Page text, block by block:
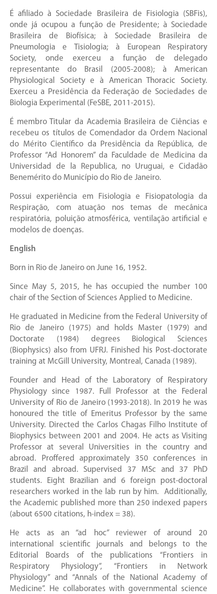
É afiliado à Sociedade Brasileira de Fisiologia (SBFis),
onde já ocupou a função de Presidente; à Sociedade
Brasileira de Biofísica; à Sociedade Brasileira de
Pneumologia e Tisiologia; à European Respiratory
Society, onde exerceu a função de delegado
representante do Brasil (2005-2008); à American
Physiological Society e à American Thoracic Society.
Exerceu a Presidência da Federação de Sociedades de
Biologia Experimental (FeSBE, 2011-2015).
É membro Titular da Academia Brasileira de Ciências e
recebeu os títulos de Comendador da Ordem Nacional
do Mérito Científico da Presidência da República, de
Professor “Ad Honorem” da Faculdade de Medicina da
Universidad de la Republica, no Uruguai, e Cidadão
Benemérito do Município do Rio de Janeiro.
Possui experiência em Fisiologia e Fisiopatologia da
Respiração, com atuação nos temas de mecânica
respiratória, poluição atmosférica, ventilação artificial e
modelos de doenças.
English
Born in Rio de Janeiro on June 16, 1952.
Since May 5, 2015, he has occupied the number 100
chair of the Section of Sciences Applied to Medicine.
He graduated in Medicine from the Federal University of
Rio de Janeiro (1975) and holds Master (1979) and
Doctorate (1984) degrees Biological Sciences
(Biophysics) also from UFRJ. Finished his Post-doctorate
training at McGill University, Montreal, Canada (1989).
Founder and Head of the Laboratory of Respiratory
Physiology since 1987. Full Professor at the Federal
University of Rio de Janeiro (1993-2018). In 2019 he was
honoured the title of Emeritus Professor by the same
University. Directed the Carlos Chagas Filho Institute of
Biophysics between 2001 and 2004. He acts as Visiting
Professor at several Universities in the country and
abroad. Proffered approximately 350 conferences in
Brazil and abroad. Supervised 37 MSc and 37 PhD
students. Eight Brazilian and 6 foreign post-doctoral
researchers worked in the lab run by him. Additionally,
the Academic published more than 250 indexed papers
(about 6500 citations, h-index = 38).
He acts as an “ad hoc” reviewer of around 20
international scientific journals and belongs to the
Editorial Boards of the publications “Frontiers in
Respiratory Physiology”, “Frontiers in Network
Physiology” and “Annals of the National Academy of
Medicine”. He collaborates with governmental science